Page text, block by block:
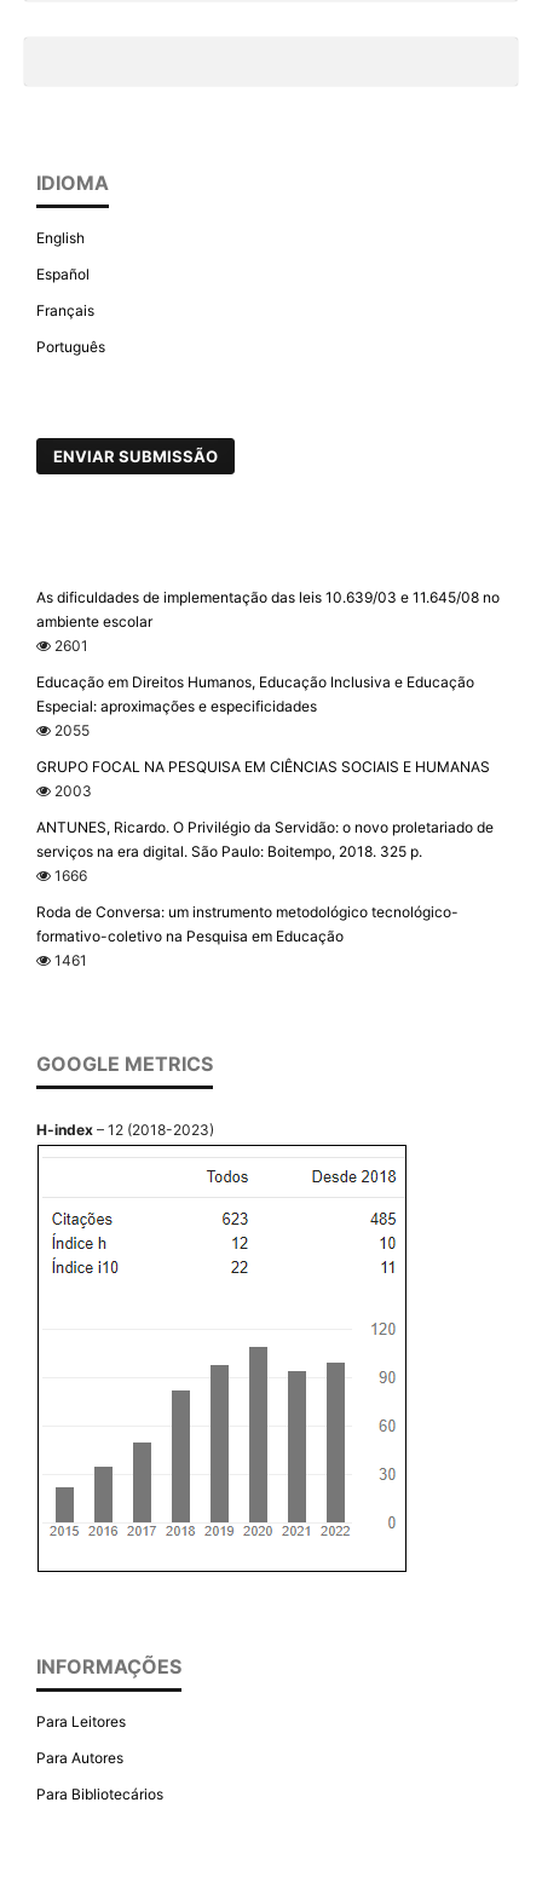
IDIOMA
English
Español
Français
Português
ENVIAR SUBMISSÃO
As dificuldades de implementação das leis 10.639/03 e 11.645/08 no
ambiente escolar
2601
Educação em Direitos Humanos, Educação Inclusiva e Educação
Especial: aproximações e especificidades
2055
GRUPO FOCAL NA PESQUISA EM CIÊNCIAS SOCIAIS E HUMANAS
2003
ANTUNES, Ricardo. O Privilégio da Servidão: o novo proletariado de
serviços na era digital. São Paulo: Boitempo, 2018. 325 p.
1666
Roda de Conversa: um instrumento metodológico tecnológico-
formativo-coletivo na Pesquisa em Educação
1461
GOOGLE METRICS
H-index – 12 (2018-2023)
INFORMAÇÕES
Para Leitores
Para Autores
Para Bibliotecários